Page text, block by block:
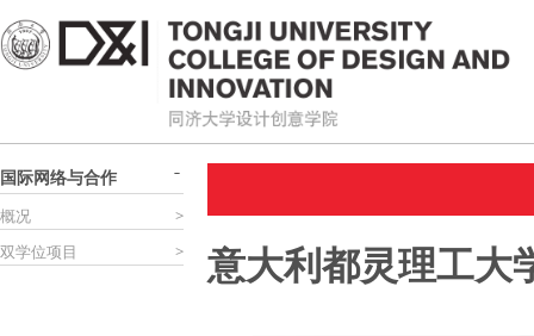
国际网络与合作
概况
>
双学位项目
> 意大利都灵理工大